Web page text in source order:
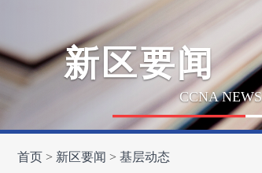
新区要闻
CCNA NEWS
首页 新区要闻 基层动态